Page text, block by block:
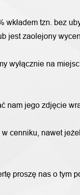
tzn. bez
jest zaolejony
wyłącznie na
nam jego zdjęcie
cenniku, nawet
proszę nas o tym